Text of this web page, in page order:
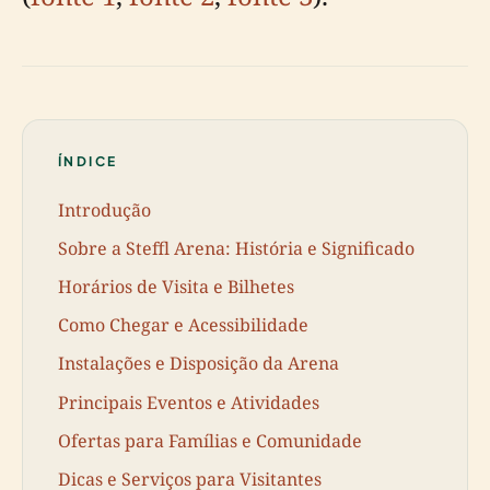
ÍNDICE
Introdução
Sobre a Steffl Arena: História e Significado
Horários de Visita e Bilhetes
Como Chegar e Acessibilidade
Instalações e Disposição da Arena
Principais Eventos e Atividades
Ofertas para Famílias e Comunidade
Dicas e Serviços para Visitantes